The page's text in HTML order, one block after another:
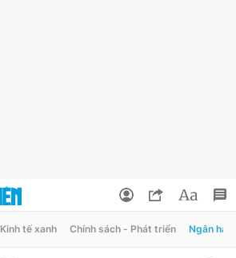
Kinh tế xanh Chính sách - Phát triển Ngân